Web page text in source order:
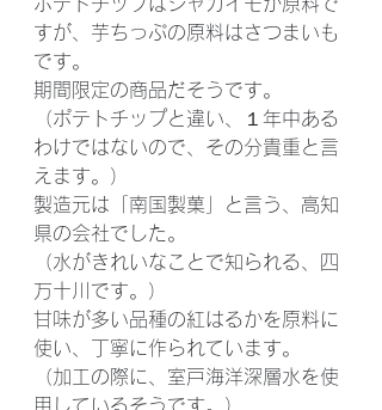
ポテトチップはジャガイモが原料で
すが、芋ちっぷの原料はさつまいも
です。
期間限定の商品だそうです。
（ポテトチップと違い、１年中ある
わけではないので、その分貴重と言
えます。）
製造元は「南国製菓」と言う、高知
県の会社でした。
（水がきれいなことで知られる、四
万十川です。）
甘味が多い品種の紅はるかを原料に
使い、丁寧に作られています。
（加工の際に、室戸海洋深層水を使
用しているそうです。）